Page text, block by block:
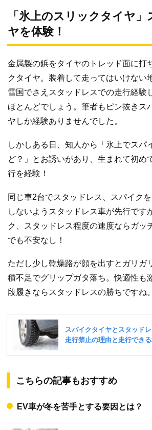
「氷上のスリックタイヤ
ヤを体験！
金属製の鋲をタイヤのトレッド面に打
クタイヤ。装着して走ってはいけない
雪国でさえスタッドレスでの走行経験
ほとんどでしょう。筆者もピン抜きス
ヤしか経験ありませんでした。
しかしある日、知人から「氷上でスパ
ど？」とお誘いがあり、生まれて初め
行を経験！
同じ車2台でスタッドレス、スパイク
しないようスタッドレス車が先行です
ク、スタッドレス程度の速度ならガッ
でも不安なし！
ただし少し乾燥路が顔を出すとガリガ
積不足でグリップガタ落ち。快適性も
段履きならスタッドレスの勝ちですね。
こちらの記事もおすすめ
EV車が冬を苦手とする要因とは？